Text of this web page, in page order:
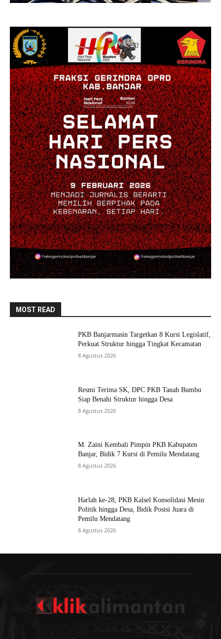
MOST READ
PKB Banjarmasin Targetkan 8 Kursi Legislatif,
Perkuat Struktur hingga Tingkat Kecamatan
8 Agustus 2026
Resmi Terima SK, DPC PKB Tanah Bumbu
Siap Benahi Struktur hingga Desa
8 Agustus 2026
M. Zaini Kembali Pimpin PKB Kabupaten
Banjar, Bidik 7 Kursi di Pemilu Mendatang
8 Agustus 2026
Harlah ke-28, PKB Kalsel Konsolidasi Mesin
Politik hingga Desa, Bidik Posisi Juara di
Pemilu Mendatang
8 Agustus 2026